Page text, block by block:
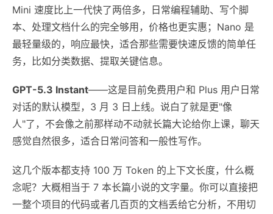
Mini 速度比上一代快了两倍多，日常编程辅助、写个脚
本、处理文档什么的完全够用，价格也更实惠；Nano 是
最轻量级的，响应最快，适合那些需要快速反馈的简单任
务，比如分类数据、提取关键信息。
GPT-5.3 Instant——这是目前免费用户和 Plus 用户日常
对话的默认模型，3 月 3 日上线。说白了就是更"像
人"了，不会像之前那样动不动就长篇大论给你上课，聊天
感觉自然很多，适合日常问答和一般性写作。
这几个版本都支持 100 万 Token 的上下文长度，什么概
念呢？大概相当于 7 本长篇小说的文字量。你可以直接把
一整个项目的代码或者几百页的文档丢给它分析，不用切